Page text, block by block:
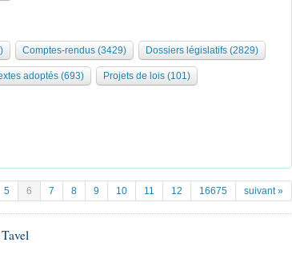
Comptes-rendus (3429) Dossiers législatifs (2829)
adoptés (693) Projets de lois (101)
5 6 7 8 9 10 11 12 16675 suivant »